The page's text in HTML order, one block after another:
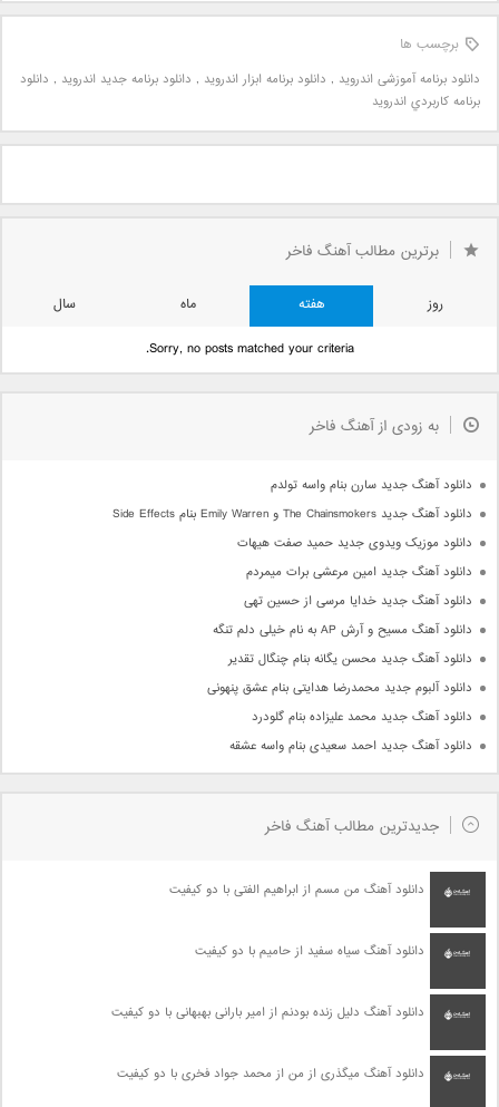
برچسب ها
دانلود برنامه آموزشی اندروید , دانلود برنامه ابزار اندرويد , دانلود برنامه جديد اندرويد , دانلود
برنامه کاربردي اندرويد
برترین مطالب آهنگ فاخر
روز هفته ماه
سال
Sorry, no posts matched your criteria.
به زودی از آهنگ فاخر
دانلود آهنگ جدید سارن بنام واسه تولدم
دانلود آهنگ جدید The Chainsmokers و Emily Warren بنام Side Effects
دانلود موزیک ویدوی جدید حمید صفت هیهات
دانلود آهنگ جدید امین مرعشی برات میمردم
دانلود آهنگ جدید خدایا مرسی از حسین تهی
دانلود آهنگ مسیح و آرش AP به نام خیلی دلم تنگه
دانلود آهنگ جدید محسن یگانه بنام چنگال تقدیر
دانلود آلبوم جدید محمدرضا هدایتی بنام عشق پنهونی
دانلود آهنگ جدید محمد علیزاده بنام گلودرد
دانلود آهنگ جدید احمد سعیدی بنام واسه عشقه
جدیدترین مطالب آهنگ فاخر
دانلود آهنگ من مسم از ابراهیم الفتی با دو کیفیت
دانلود آهنگ سیاه سفید از حامیم با دو کیفیت
دانلود آهنگ دلیل زنده بودنم از امیر بارانی بهبهانی با دو کیفیت
دانلود آهنگ میگذری از من از محمد جواد فخری با دو کیفیت